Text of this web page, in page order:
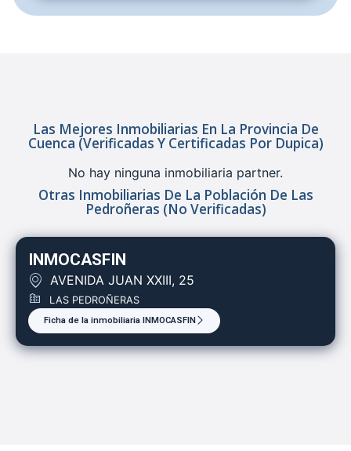
Las Mejores Inmobiliarias En La Provincia De
Cuenca (verificadas Y Certificadas Por Dupica)
No hay ninguna inmobiliaria partner.
Otras Inmobiliarias De La Población De Las
Pedroñeras (no Verificadas)
INMOCASFIN
AVENIDA JUAN XXIII, 25
LAS PEDROÑERAS
Ficha de la inmobiliaria INMOCASFIN